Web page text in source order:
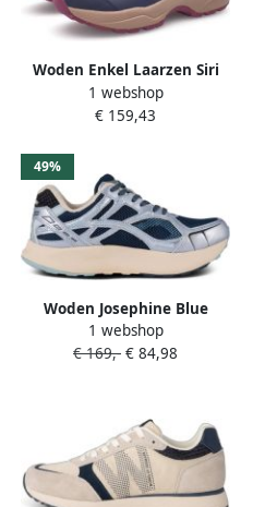
Woden Enkel Laarzen Siri
Waterproof
1 webshop
€ 159,43
49%
Woden Josephine Blue
Dames
1 webshop
€ 169,- € 84,98